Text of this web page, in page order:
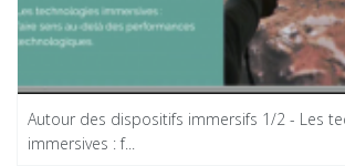
Autour des dispositifs immersifs 1/2 - Les
immersives : f...